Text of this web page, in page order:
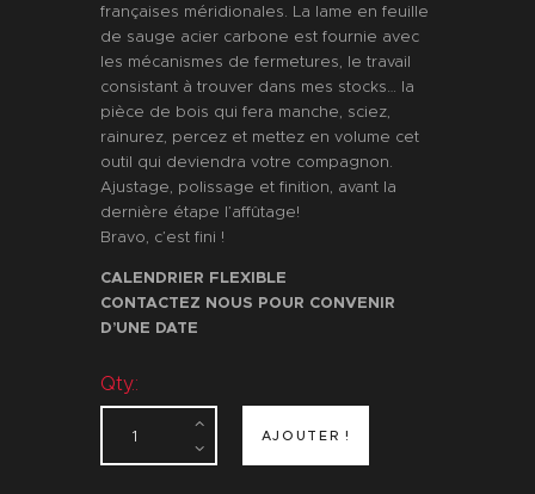
françaises méridionales. La lame en feuille
de sauge acier carbone est fournie avec
les mécanismes de fermetures, le travail
consistant à trouver dans mes stocks… la
pièce de bois qui fera manche, sciez,
rainurez, percez et mettez en volume cet
outil qui deviendra votre compagnon.
Ajustage, polissage et finition, avant la
dernière étape l’affûtage!
Bravo, c’est fini !
CALENDRIER FLEXIBLE
CONTACTEZ NOUS POUR CONVENIR
D’UNE DATE
Qty.:
AJOUTER !